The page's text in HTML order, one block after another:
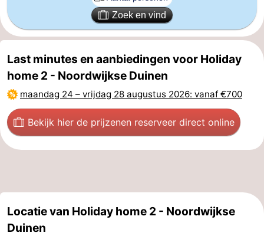
Zoek en vind
Last minutes en aanbiedingen voor Holiday
home 2 - Noordwijkse Duinen
maandag 24 – vrijdag 28 augustus 2026: vanaf €700
Bekijk hier de prijzenen reserveer direct online
Locatie van Holiday home 2 - Noordwijkse
Duinen